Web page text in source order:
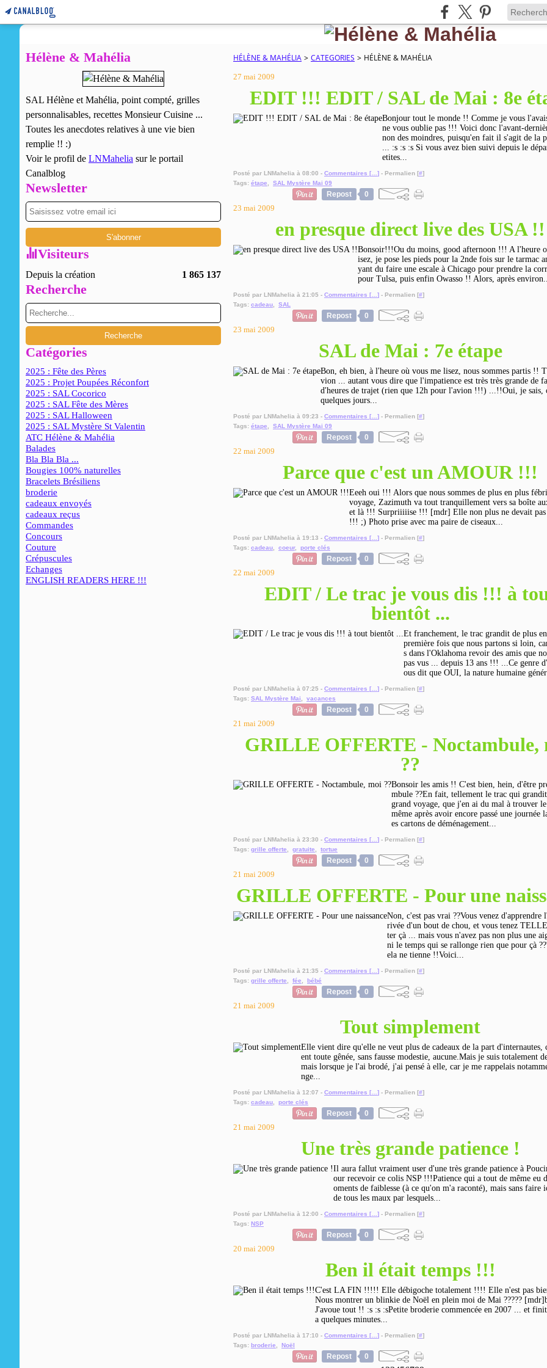
Hélène & Mahélia
SAL Hélène et Mahélia, point compté, grilles
personnalisables, recettes Monsieur Cuisine ...
Toutes les anecdotes relatives à une vie bien
remplie !! :)
Voir le profil de LNMahelia sur le portail
Canalblog
Newsletter
Visiteurs
Depuis la création 1 865 137
Recherche
Catégories
2025 : Fête des Pères
2025 : Projet Poupées Réconfort
2025 : SAL Cocorico
2025 : SAL Fête des Mères
2025 : SAL Halloween
2025 : SAL Mystère St Valentin
ATC Hélène & Mahélia
Balades
Bla Bla Bla ...
Bougies 100% naturelles
Bracelets Brésiliens
broderie
cadeaux envoyés
cadeaux reçus
Commandes
Concours
Couture
Crépuscules
Echanges
ENGLISH READERS HERE !!!
HÉLÈNE & MAHÉLIA > CATEGORIES > HÉLÈNE & MAHÉLIA
27 mai 2009
EDIT !!! EDIT / SAL de Mai : 8e
Bonjour tout le monde !! Comme je vous
ne vous oublie pas !!! Voici donc l'avant-
non des moindres, puisqu'en fait il s'agit de la
... :s :s :s Si vous avez bien suivi depuis le
etites...
Posté par LNMahelia à 08:00 - Commentaires [ ] - Permalien [#]
Tags: étape SAL Mystère Mai 09
Repost 0
23 mai 2009
en presque direct live des USA !!
Bonsoir!!!Ou du moins, good afternoon !!! A l'heure
isez, je pose les pieds pour la 2nde fois sur le tarmac
yant du faire une escale à Chicago pour prendre la
pour Tulsa, puis enfin Owasso !! Alors, après
Posté par LNMahelia à 21:05 - Commentaires [ ] - Permalien [#]
Tags: cadeau SAL
Repost 0
23 mai 2009
SAL de Mai : 7e étape
Bon, eh bien, à l'heure où vous me lisez, nous sommes partis !!
vion ... autant vous dire que l'impatience est très très grande de
d'heures de trajet (rien que 12h pour l'avion !!!) ...!!Oui, je sais,
quelques jours...
Posté par LNMahelia à 09:23 - Commentaires [ ] - Permalien [#]
Tags: étape SAL Mystère Mai 09
Repost 0
22 mai 2009
Parce que c'est un AMOUR !!!
Eeeh oui !!! Alors que nous sommes de plus en plus
voyage, Zazimuth va tout tranquillement vers sa boîte
et là !!! Surpriiiiise !!! [mdr] Elle non plus ne devait pas
!!! ;) Photo prise avec ma paire de ciseaux...
Posté par LNMahelia à 19:13 - Commentaires [ ] - Permalien [#]
Tags: cadeau coeur, porte clés
Repost 0
22 mai 2009
EDIT / Le trac je vous dis !!! à
bientôt ...
Et franchement, le trac grandit de plus
première fois que nous partons si loin,
s dans l'Oklahoma revoir des amis que
pas vus ... depuis 13 ans !!! ...Ce genre
ous dit que OUI, la nature humaine
Posté par LNMahelia à 07:25 - Commentaires [ ] - Permalien [#]
Tags: SAL Mystère Mai vacances
Repost 0
21 mai 2009
GRILLE OFFERTE - Noctambule,
??
Bonsoir les amis !! C'est bien, hein, d'être
mbule ??En fait, tellement le trac qui
grand voyage, que j'en ai du mal à trouver
même après avoir encore passé une journée
es cartons de déménagement...
Posté par LNMahelia à 23:30 - Commentaires [ ] - Permalien [#]
Tags: grille offerte gratuite tortue
Repost 0
21 mai 2009
GRILLE OFFERTE - Pour une
Non, c'est pas vrai ??Vous venez d'apprendre
rivée d'un bout de chou, et vous tenez
ter çà ... mais vous n'avez pas non plus une
ni le temps qui se rallonge rien que pour çà
ela ne tienne !!Voici...
Posté par LNMahelia à 21:35 - Commentaires [ ] - Permalien [#]
Tags: grille offerte fée bébé
Repost 0
21 mai 2009
Tout simplement
Elle vient dire qu'elle ne veut plus de cadeaux de la part d'internautes,
ent toute gênée, sans fausse modestie, aucune.Mais je suis totalement
mais lorsque je l'ai brodé, j'ai pensé à elle, car je me rappelais
nge...
Posté par LNMahelia à 12:07 - Commentaires [ ] - Permalien [#]
Tags: cadeau porte clés
Repost 0
21 mai 2009
Une très grande patience !
Il aura fallut vraiment user d'une très grande patience à
our recevoir ce colis NSP !!!Patience qui a tout de même eu
oments de faiblesse (à ce qu'on m'a raconté), mais sans faire
de tous les maux par lesquels...
Posté par LNMahelia à 12:00 - Commentaires [ ] - Permalien [#]
Tags: NSP
Repost 0
20 mai 2009
Ben il était temps !!!
C'est LA FIN !!!!! Elle débigoche totalement !!!! Elle n'est pas
Nous montrer un blinkie de Noël en plein moi de Mai ?????
J'avoue tout !! :s :s :sPetite broderie commencée en 2007 ... et
a quelques minutes...
Posté par LNMahelia à 17:10 - Commentaires [ ] - Permalien [#]
Tags: broderie Noël
Repost 0